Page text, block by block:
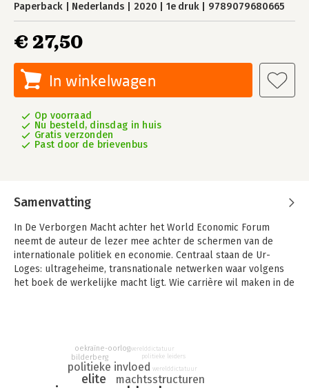
Paperback Nederlands 2020 1e druk 9789079680665
€ 27,50
In winkelwagen
Op voorraad
Nu besteld, dinsdag in huis
Gratis verzonden
Past door de brievenbus
Samenvatting
In De Verborgen Macht achter het World Economic Forum
neemt de auteur de lezer mee achter de schermen van de
internationale politiek en economie. Centraal staan de Ur-
Loges: ultrageheime, transnationale netwerken waar volgens
het boek de werkelijke macht ligt. Wie carrière wil maken in de
uitmaken, waaronder wereldleiders als Vladimir Poetin, Joe
Biden, Emmanuel Macron en Xi Jinping, maar ook Nederlandse
politici als Mark Rutte en Jeroen Dijsselbloem. Organisaties als
elite
politieke invloed
machtsstructuren
bilderberg
oekraïne-oorlogwerelddictatuur
politieke leiders
werelddictatuur